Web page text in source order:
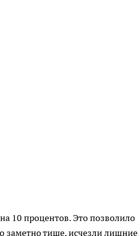
10 процентов. Это позволило
заметно тише, исчезли лишние